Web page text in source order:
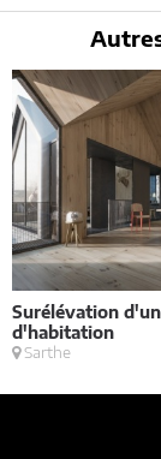
Surélévation
d'habitation
Sarthe